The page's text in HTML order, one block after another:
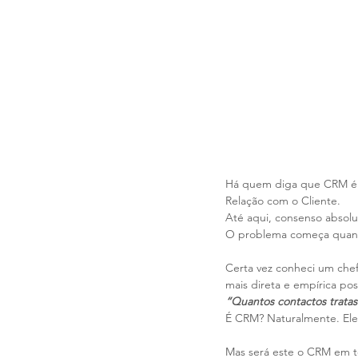
Há quem diga que CRM
Relação com o Cliente.
Até aqui, consenso
O problema começa
Certa vez conheci um
mais direta e empírica
“Quantos contactos
É CRM? Naturalmente.
Mas será este o CRM em